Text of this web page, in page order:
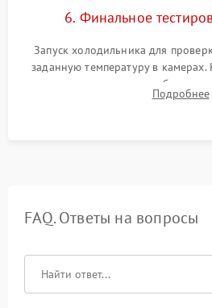
6. Финальное
Запуск холодильника для
заданную температуру в
компрессора, отсутствия
срабатывания системыПодробнее
FAQ. Ответы на вопросы